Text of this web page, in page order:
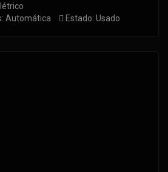
Automática
Estado: Usado